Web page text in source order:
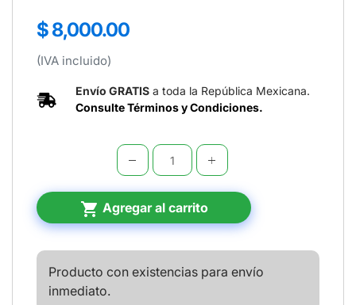
Precio
regular
$ 8,000.00
(IVA incluido)
Envío GRATIS a toda la República Mexicana.
Consulte Términos y Condiciones.
shopping_cart Agregar al carrito
Producto con existencias para envío
inmediato.